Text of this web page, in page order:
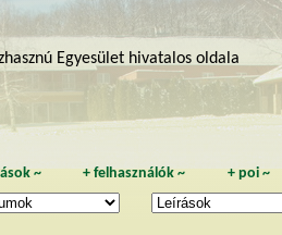
Egyesület hivatalos oldala
~ +felhasználók ~ + poi~